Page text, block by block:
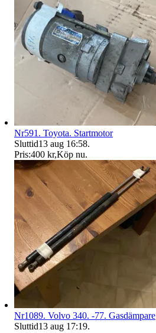
Nr591. Toyota. Startmotor
Sluttid13 aug 16:58.
Pris:400 kr,Köp nu.
Nr1089. Volvo 340. -77. Gasdämpare
Sluttid13 aug 17:19.